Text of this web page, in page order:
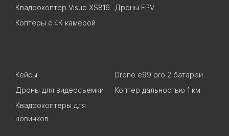
Квадрокоптер Visuo XS816
Дроны FPV
Коптеры с 4К камерой
Кейсы
Drone e99 pro 2 батареи
Дроны для видеосъемки
Коптер дальностью 1 км
Квадрокоптеры для
новичков